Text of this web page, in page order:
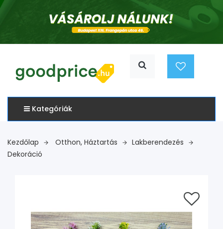
Kategóriák
Kezdőlap Otthon, Háztartás
Lakberendezés
Dekoráció